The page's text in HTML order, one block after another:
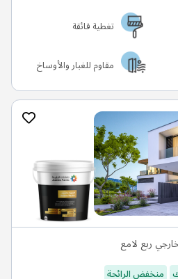
تغطية فائقة
مقاوم للغبار والأوساخ
ربع لامع
منخفض الرائحة